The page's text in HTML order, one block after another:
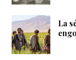
La